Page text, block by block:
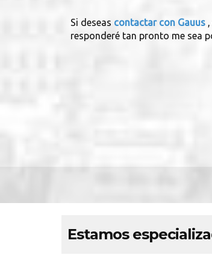
Si deseas contactar con Gauus
responderé tan pronto me sea
Estamos